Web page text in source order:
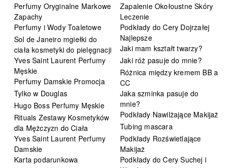
Perfumy Oryginalne Markowe
Zapachy
Perfumy i Wody Toaletowe
Sol de Janeiro mgiełki do
ciała kosmetyki do pielęgnacji
Yves Saint Laurent Perfumy
Męskie
Perfumy Damskie Promocja
Tylko w Douglas
Hugo Boss Perfumy Męskie
Rituals Zestawy Kosmetyków
dla Mężczyzn do Ciała
Yves Saint Laurent Perfumy
Damskie
Karta podarunkowa
Zapalenie Okołoustne Skóry
Leczenie
Podkłady do Cery Dojrzałej
Najlepsze
Jaki mam kształt twarzy?
Jaki róż pasuje do mnie?
Różnica między kremem BB a
CC
Jaka szminka pasuje do
mnie?
Podkłady Nawilżające Makijaż
Tubing mascara
Podkłady Rozświetlające
Makijaż
Podkłady do Cery Suchej i